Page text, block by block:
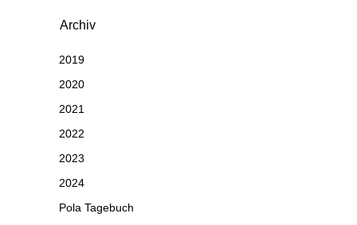
Archiv
2019
2020
2021
2022
2023
2024
Pola Tagebuch